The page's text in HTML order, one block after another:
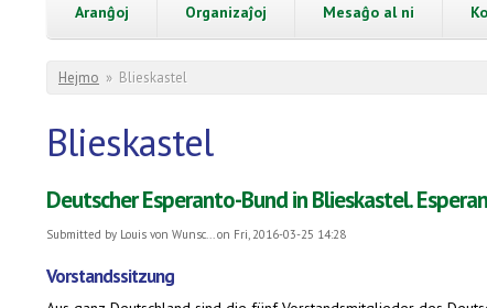
Aranĝoj Organizaĵoj Mesaĝo al ni
You are here
Hejmo » Blieskastel
Blieskastel
Deutscher Esperanto-Bund in Blieskastel.
Submitted by Louis von Wunsc...on Fri, 2016-03-25 14:28
Vorstandssitzung